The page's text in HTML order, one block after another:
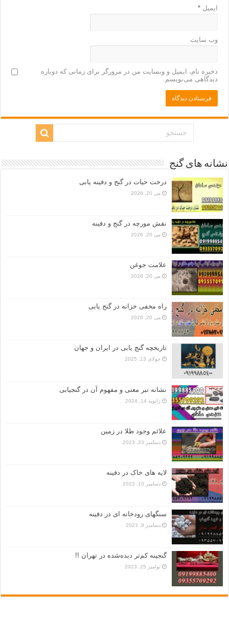
ایمیل*
وب‌ سایت
ذخیره نام، ایمیل و وبسایت من در مرورگر برای زمانی که دوباره
دیدگاهی می‌نویسم.
نشانه های گنج
درخت حیات در گنج و دفینه یابی
می 20, 2026
نقش مورچه در گنج و دفینه
می 20, 2026
علامت جوغن
می 20, 2026
راه مخفی خزانه در گنج یابی
می 20, 2026
تاریخچه گنج‌ یابی در ایران و جهان
جولای 13, 2025
نشانه تبر معنی و مفهوم آن در گنجیابی
ژانویه 14, 2024
علائم وجود طلا در زمین
دسامبر 23, 2023
لایه های خاک در دفینه
دسامبر 10, 2023
سنگهای رودخانه ای در دفینه
دسامبر 9, 2023
گنجینه کم‌تر دیده‌شده در تهران !!
نوامبر 25, 2023